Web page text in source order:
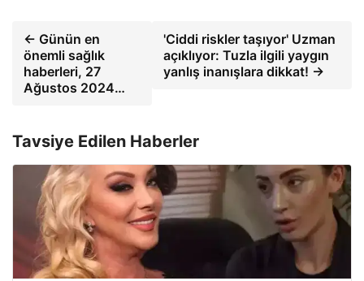
← Günün en
önemli sağlık
haberleri, 27
Ağustos 2024…
'Ciddi riskler taşıyor' Uzman
açıklıyor: Tuzla ilgili yaygın
yanlış inanışlara dikkat! →
Tavsiye Edilen Haberler